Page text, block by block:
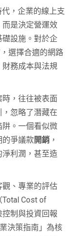
，企業的線上支
是決定營運效
設施。對於企
選擇合適的網路
務成本與法規
，往往被表面
，忽略了潛藏在
阱。一個看似微
爭議款 開銷 ，
利潤，甚至造
、專業的評估
Total Cost of
控制與投資回報
決策指南」為核